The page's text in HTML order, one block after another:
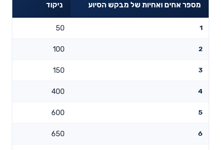
מספר אחים ואחיות של מבקש הסיוע ניקוד
1
50
2
100
3
150
4
400
5
600
6
650